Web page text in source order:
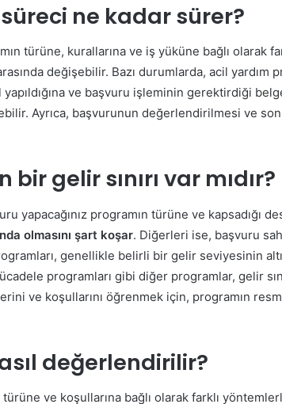
ne kadar sürer?
türüne, kurallarına ve iş yüküne bağlı olarak
değişebilir. Bazı durumlarda, acil yardım
ve başvuru işleminin gerektirdiği
Ayrıca, başvurunun değerlendirilmesi ve
gelir sınırı var mıdır?
yapacağınız programın türüne ve kapsadığı
olmasını şart koşar. Diğerleri ise, başvuru
genellikle belirli bir gelir seviyesinin
programları gibi diğer programlar, gelir
ve koşullarını öğrenmek için, programın
değerlendirilir?
türüne ve koşullarına bağlı olarak farklı